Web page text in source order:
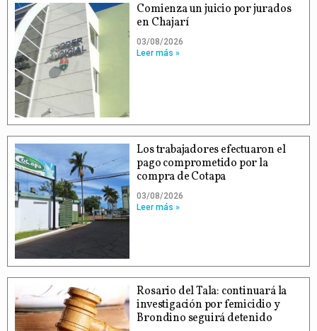
Comienza un juicio por jurados
en Chajarí
03/08/2026
Leer más »
Los trabajadores efectuaron el
pago comprometido por la
compra de Cotapa
03/08/2026
Leer más »
Rosario del Tala: continuará la
investigación por femicidio y
Brondino seguirá detenido